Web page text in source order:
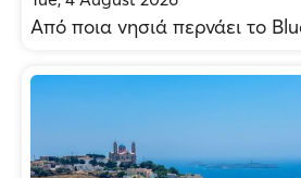
Από ποια νησιά περνάει το